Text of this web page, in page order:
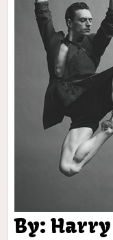
By: Harry